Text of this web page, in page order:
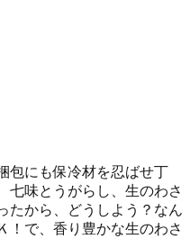
包にも保冷材を忍ばせ丁
七味とうがらし、生のわさ
たから、どうしよう？なん
！で、香り豊かな生のわさ